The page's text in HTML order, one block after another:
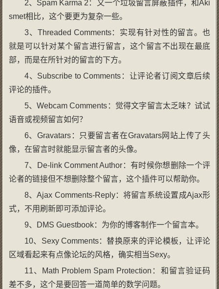
2、Spam Karma 2：又一个垃圾留言屏蔽插件，和Aki
smet相比，这个要更为复杂一些。
3、Threaded Comments：实现有针对性的留言。也
就是可以针对某个留言进行留言，这个留言不出现在最底
部，而是在所针对的留言的下方。
4、Subscribe to Comments：让评论者订阅文章后续
评论的插件。
5、Webcam Comments：觉得文字留言太乏味？试试
语音或视频留言如何？
6、Gravatars：只要留言者在Gravatars网站上传了头
像，在留言时就能显示留言者的头像。
7、De-link Comment Author：有时候你想删除一个评
论者的链接但不想删除整个留言，这个插件可以帮助你。
8、Ajax Comments-Reply：将留言系统设置成Ajax形
式，不用刷新即可添加评论。
9、DMS Guestbook：为你的博客制作一个留言本。
10、Sexy Comments：替换原来的评论模板，让评论
区域看起来有点像论坛的风格，确实相当Sexy。
11、Math Problem Spam Protection：和留言验证码
差不多，这个是要回答一道简单的数学问题。